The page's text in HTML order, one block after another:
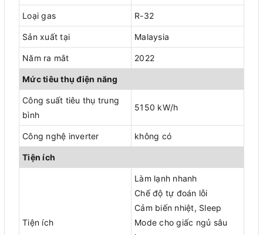
Loại gas R-32
Sản xuất tại Malaysia
Năm ra mắt 2022
Mức tiêu thụ điện năng
Công suất tiêu thụ trung
bình
5150 kW/h
Công nghệ inverter không có
Tiện ích
Tiện ích
Làm lạnh nhanh
Chế độ tự đoán lỗi
Cảm biến nhiệt, Sleep
Mode cho giấc ngủ sâu